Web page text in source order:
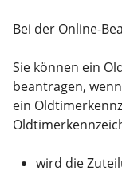
Bei der Online-
Sie können ein
beantragen,
ein
wird die